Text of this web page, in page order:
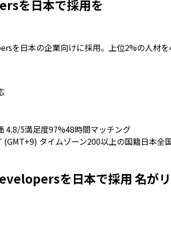
を日本で採用を
を日本の企業向けに採用。上位2%の人材
4.8/5満足度97%48時間マッチング
(GMT+9) タイムゾーン200以上の国籍日本全
を日本で採用 名がリ